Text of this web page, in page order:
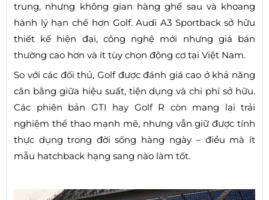
trung, nhưng không gian hàng ghế sau và khoang
hành lý hạn chế hơn Golf. Audi A3 Sportback sở hữu
thiết kế hiện đại, công nghệ mới nhưng giá bán
thường cao hơn và ít tùy chọn động cơ tại Việt Nam.
So với các đối thủ, Golf được đánh giá cao ở khả năng
cân bằng giữa hiệu suất, tiện dụng và chi phí sở hữu.
Các phiên bản GTI hay Golf R còn mang lại trải
nghiệm thể thao mạnh mẽ, nhưng vẫn giữ được tính
thực dụng trong đời sống hàng ngày – điều mà ít
mẫu hatchback hạng sang nào làm tốt.